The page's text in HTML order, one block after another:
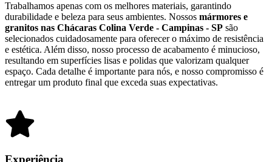
Trabalhamos apenas com os melhores materiais, garantindo
durabilidade e beleza para seus ambientes. Nossos mármores e
granitos nas Chácaras Colina Verde - Campinas - SP são
selecionados cuidadosamente para oferecer o máximo de resistência
e estética. Além disso, nosso processo de acabamento é minucioso,
resultando em superfícies lisas e polidas que valorizam qualquer
espaço. Cada detalhe é importante para nós, e nosso compromisso é
entregar um produto final que exceda suas expectativas.
Experiência